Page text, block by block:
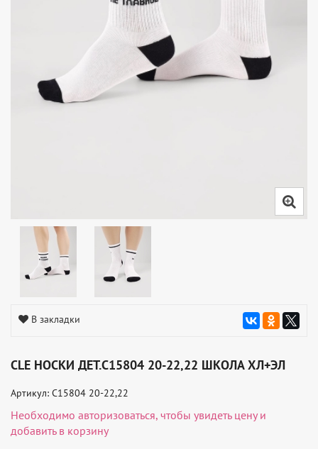
В закладки
CLE НОСКИ ДЕТ.С15804 20-22,22 ШКОЛА ХЛ+ЭЛ
Артикул: С15804 20-22,22
Необходимо авторизоваться, чтобы увидеть цену и
добавить в корзину